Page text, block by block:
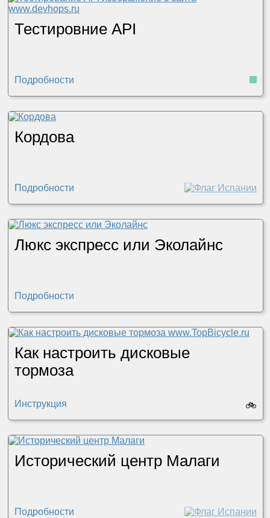
Тестировние API
Подробности
Кордова
Подробности
Люкс экспресс или Эколайнс
Подробности
Как настроить дисковые
тормоза
Инструкция 🚲
Исторический центр Малаги
Подробности